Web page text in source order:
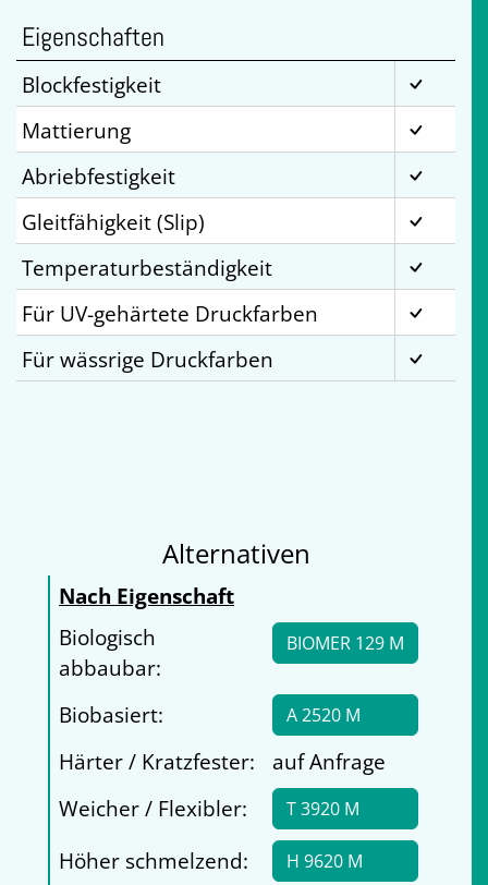
Eigenschaften
Blockfestigkeit
Mattierung
Abriebfestigkeit
Gleitfähigkeit (Slip)
Temperaturbeständigkeit
Für UV-gehärtete Druckfarben
Für wässrige Druckfarben
Alternativen
Nach Eigenschaft
Biologisch
abbaubar:
BIOMER 129 M
Biobasiert: A 2520 M
Härter / Kratzfester:
auf Anfrage
Weicher / Flexibler:
T 3920 M
Höher schmelzend: H 9620 M